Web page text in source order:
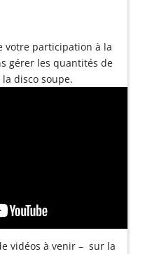
votre participation à la
gérer les quantités de
disco soupe.
vidéos à venir – sur la